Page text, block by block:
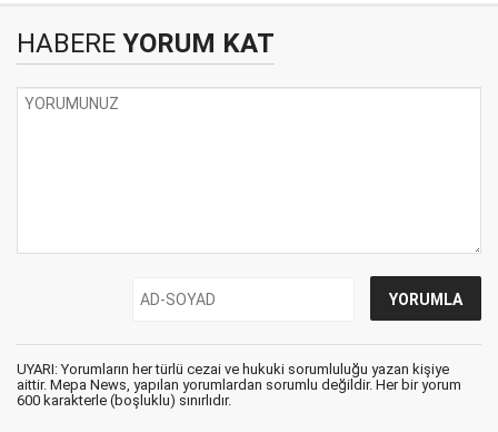
HABERE YORUM KAT
UYARI: Yorumların her türlü cezai ve hukuki sorumluluğu yazan kişiye
aittir. Mepa News, yapılan yorumlardan sorumlu değildir. Her bir yorum
600 karakterle (boşluklu) sınırlıdır.